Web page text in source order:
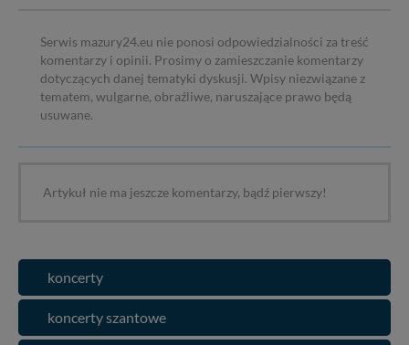
Serwis mazury24.eu nie ponosi odpowiedzialności za treść
komentarzy i opinii. Prosimy o zamieszczanie komentarzy
dotyczących danej tematyki dyskusji. Wpisy niezwiązane z
tematem, wulgarne, obraźliwe, naruszające prawo będą
usuwane.
Artykuł nie ma jeszcze komentarzy, bądź pierwszy!
koncerty
koncerty szantowe